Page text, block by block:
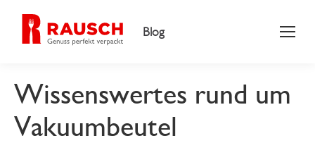
Blog
Wissenswertes rund um
Vakuumbeutel